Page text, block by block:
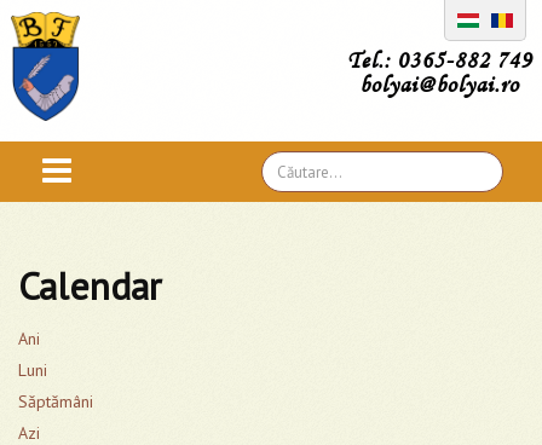
Tel.: 0365-882 749
bolyai@bolyai.ro
Căutare
...
Calendar
Ani
Luni
Săptămâni
Azi